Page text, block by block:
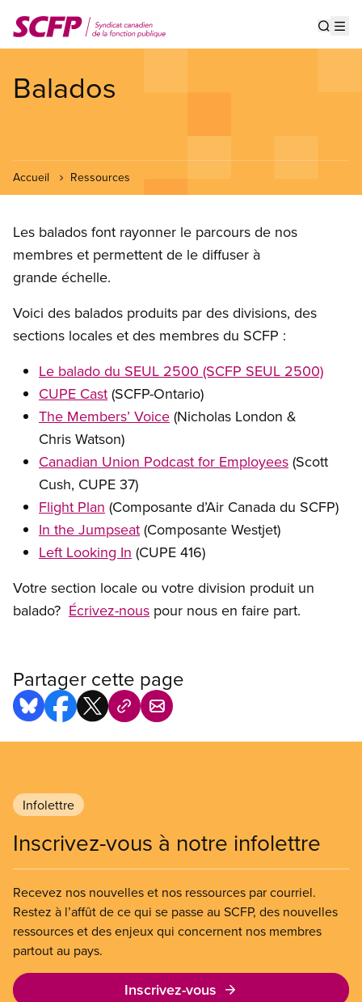
au
contenu
Balados
Accueil Ressources
Les balados font rayonner le parcours de nos
membres et permettent de le diffuser à
grande échelle.
Voici des balados produits par des divisions, des
sections locales et des membres du SCFP :
Le balado du SEUL 2500 (SCFP SEUL 2500)
CUPE Cast (SCFP-Ontario)
The Members’ Voice (Nicholas London &
Chris Watson)
Canadian Union Podcast for Employees (Scott
Cush, CUPE 37)
Flight Plan (Composante d’Air Canada du SCFP)
In the Jumpseat (Composante Westjet)
Left Looking In (CUPE 416)
Votre section locale ou votre division produit un
balado? Écrivez-nous pour nous en faire part.
Partager cette page
Infolettre
Inscrivez-vous à notre infolettre
Recevez nos nouvelles et nos ressources par courriel.
Restez à l’affût de ce qui se passe au SCFP, des nouvelles
ressources et des enjeux qui concernent nos membres
partout au pays.
Inscrivez-vous